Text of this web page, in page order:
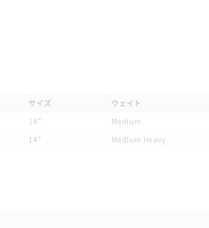
サイズ ウェイト
14" Medium
14" Medium Heavy